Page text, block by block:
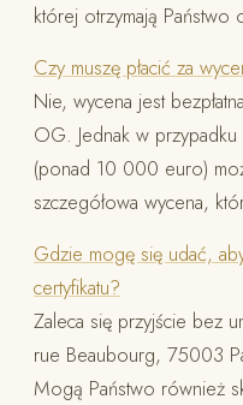
której otrzymają Państwo
Czy muszę płacić za
Nie, wycena jest
OG. Jednak w
(ponad 10 000 euro)
szczegółowa wycena,
Gdzie mogę się udać,
certyfikatu?
Zaleca się przyjście bez
rue Beaubourg, 75003
Mogą Państwo również